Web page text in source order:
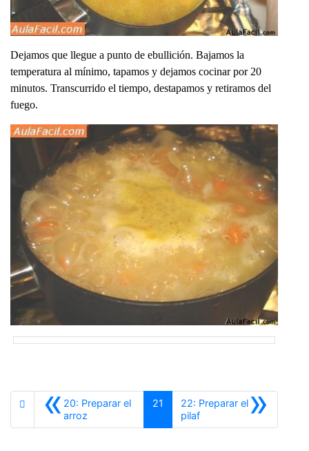
Dejamos que llegue a punto de ebullición. Bajamos la
temperatura al mínimo, tapamos y dejamos cocinar por 20
minutos. Transcurrido el tiempo, destapamos y retiramos del
fuego.
«20: Preparar el
arroz
21 »
22: Preparar el
pilafSiguiente